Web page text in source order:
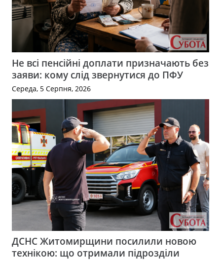
Не всі пенсійні доплати призначають без
заяви: кому слід звернутися до ПФУ
Середа, 5 Серпня, 2026
ДСНС Житомирщини посилили новою
технікою: що отримали підрозділи